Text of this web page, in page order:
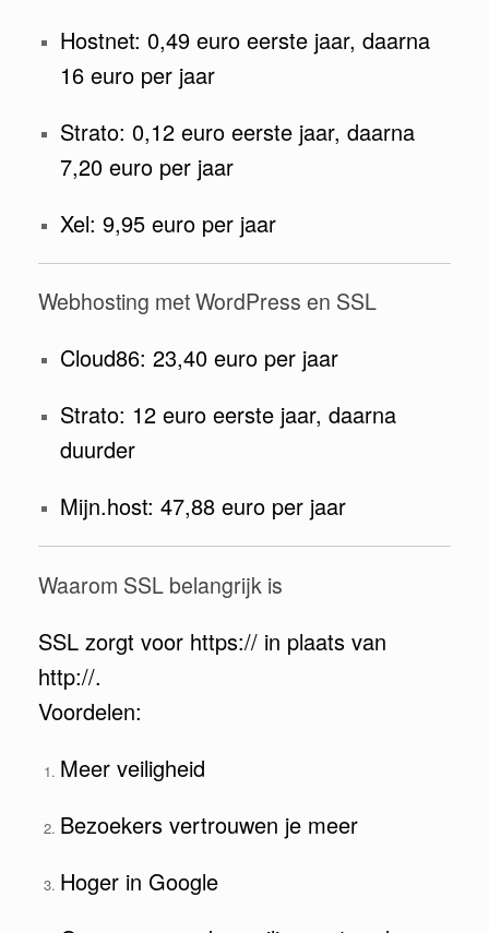
Hostnet: 0,49 euro eerste jaar, daarna
16 euro per jaar
Strato: 0,12 euro eerste jaar, daarna
7,20 euro per jaar
Xel: 9,95 euro per jaar
Webhosting met WordPress en SSL
Cloud86: 23,40 euro per jaar
Strato: 12 euro eerste jaar, daarna
duurder
Mijn.host: 47,88 euro per jaar
Waarom SSL belangrijk is
SSL zorgt voor https:// in plaats van
http://.
Voordelen:
Meer veiligheid
Bezoekers vertrouwen je meer
Hoger in Google